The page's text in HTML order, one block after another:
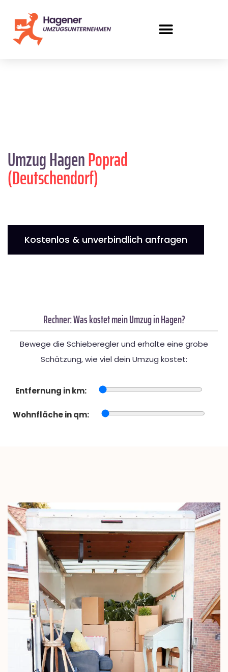
Umzug HagenPoprad
(Deutschendorf)
Kostenlos & unverbindlich anfragen
Rechner: Was kostet mein Umzug in Hagen?
Bewege die Schieberegler und erhalte eine grobe
Schätzung, wie viel dein Umzug kostet:
Entfernung in km:
Wohnfläche in qm: